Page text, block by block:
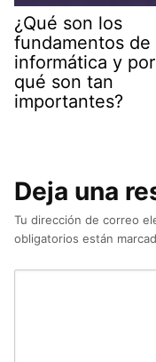
¿Qué son los
fundamentos de
informática y por
qué son tan
importantes?
Deja una
Tu dirección de correo
obligatorios están